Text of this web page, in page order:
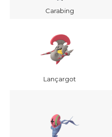
Carabing
Lançargot